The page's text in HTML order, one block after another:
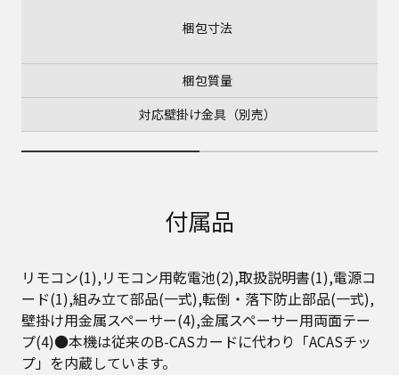
梱包寸法
梱包質量
対応壁掛け金具（別売）
付属品
リモコン(1),リモコン用乾電池(2),取扱説明書(1),電源コ
ード(1),組み立て部品(一式),転倒・落下防止部品(一式),
壁掛け用金属スペーサー(4),金属スペーサー用両面テー
プ(4)●本機は従来のB-CASカードに代わり「ACASチッ
プ」を内蔵しています。